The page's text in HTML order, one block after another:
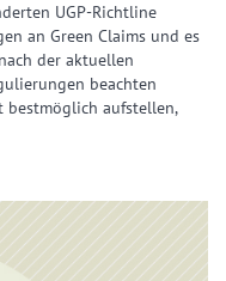
UGP-Richtline
an Green Claims und es
der aktuellen
beachten
bestmöglich aufstellen,